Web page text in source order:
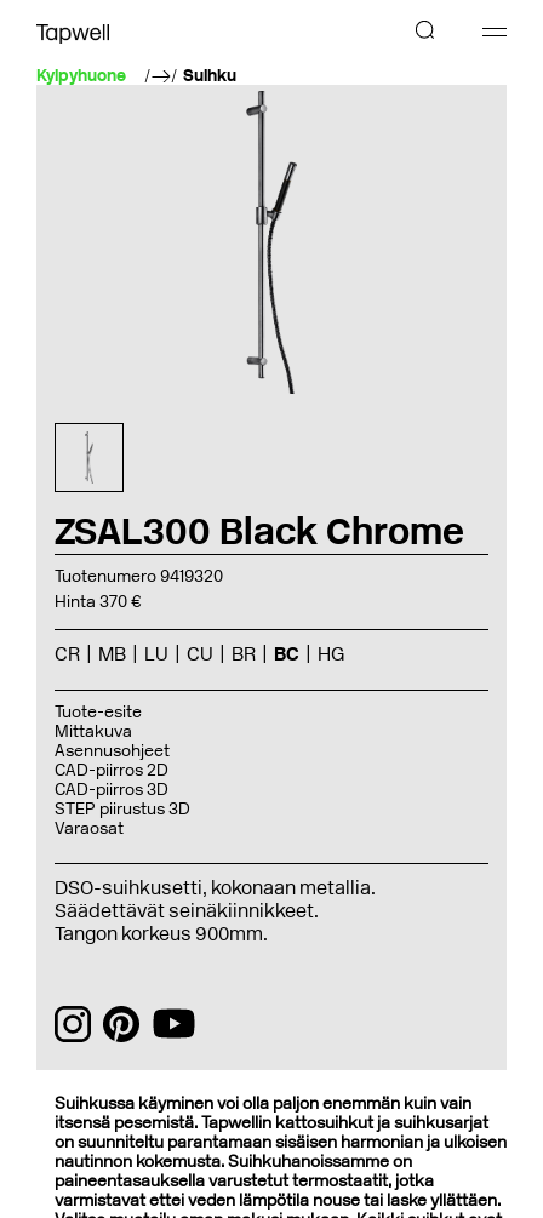
Kylpyhuone Suihku
ZSAL300 Black Chrome
Tuotenumero 9419320
Hinta 370 €
CR MB LU CU BR BC HG
Tuote-esite
Mittakuva
Asennusohjeet
CAD-piirros 2D
CAD-piirros 3D
STEP piirustus 3D
Varaosat
DSO-suihkusetti, kokonaan metallia.
Säädettävät seinäkiinnikkeet.
Tangon korkeus 900mm.
Suihkussa käyminen voi olla paljon enemmän kuin vain
itsensä pesemistä. Tapwellin kattosuihkut ja suihkusarjat
on suunniteltu parantamaan sisäisen harmonian ja ulkoisen
nautinnon kokemusta. Suihkuhanoissamme on
paineentasauksella varustetut termostaatit, jotka
varmistavat ettei veden lämpötila nouse tai laske yllättäen.